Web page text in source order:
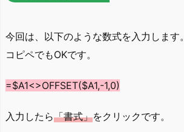
今回は、以下のような数式を入力します。
コピペでもOKです。
=$A1<>OFFSET($A1,-1,0)
入力したら「書式」をクリックです。